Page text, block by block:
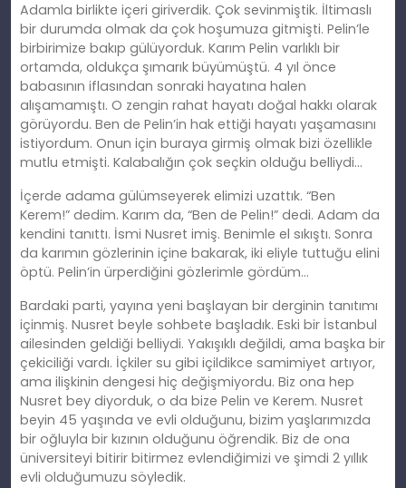
Adamla birlikte içeri giriverdik. Çok sevinmiştik. İltimaslı
bir durumda olmak da çok hoşumuza gitmişti. Pelin’le
birbirimize bakıp gülüyorduk. Karım Pelin varlıklı bir
ortamda, oldukça şımarık büyümüştü. 4 yıl önce
babasının iflasından sonraki hayatına halen
alışamamıştı. O zengin rahat hayatı doğal hakkı olarak
görüyordu. Ben de Pelin’in hak ettiği hayatı yaşamasını
istiyordum. Onun için buraya girmiş olmak bizi özellikle
mutlu etmişti. Kalabalığın çok seçkin olduğu belliydi…
İçerde adama gülümseyerek elimizi uzattık. “Ben
Kerem!” dedim. Karım da, “Ben de Pelin!” dedi. Adam da
kendini tanıttı. İsmi Nusret imiş. Benimle el sıkıştı. Sonra
da karımın gözlerinin içine bakarak, iki eliyle tuttuğu elini
öptü. Pelin’in ürperdiğini gözlerimle gördüm…
Bardaki parti, yayına yeni başlayan bir derginin tanıtımı
içinmiş. Nusret beyle sohbete başladık. Eski bir İstanbul
ailesinden geldiği belliydi. Yakışıklı değildi, ama başka bir
çekiciliği vardı. İçkiler su gibi içildikce samimiyet artıyor,
ama ilişkinin dengesi hiç değişmiyordu. Biz ona hep
Nusret bey diyorduk, o da bize Pelin ve Kerem. Nusret
beyin 45 yaşında ve evli olduğunu, bizim yaşlarımızda
bir oğluyla bir kızının olduğunu öğrendik. Biz de ona
üniversiteyi bitirir bitirmez evlendiğimizi ve şimdi 2 yıllık
evli olduğumuzu söyledik.